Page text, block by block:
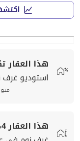
هذا العقار
استوديو
هذا العقار4%